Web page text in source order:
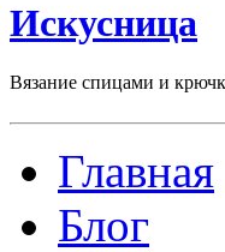
Искусница
Вязание спицами и
Главная
Блог